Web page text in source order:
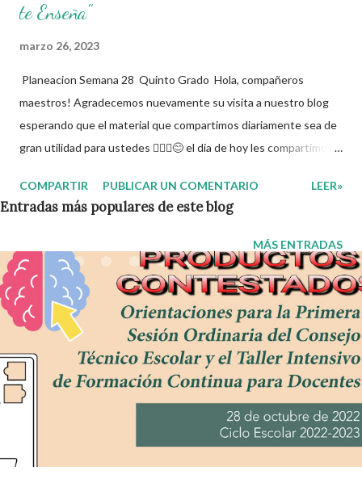
te Enseña"
marzo 26, 2023
Planeacion Semana 28 Quinto Grado Hola, compañeros
maestros! Agradecemos nuevamente su visita a nuestro blog
esperando que el material que compartimos diariamente sea de
gran utilidad para ustedes 🙋🏽‍♂️😊 el dia de hoy les compartimos
proceso muy importante para los docentes ya que es el
momento donde se toman las decisiones con respecto a los
contenidos educativos que se van a impartir, transformándolos
en actividades concretas y específicas. Se elabora un programa
donde se pretende incorporar todos los conocimientos que se
quieren mirar, para de esta forma asentar el conocimiento entre
sus alumnos. Agradecemos a los creadores de estos increibles
archivos ya que gracias a su dedicacion y trabajo podemos gozar
de estas planeaciones didacticas, recuerden que nosotros solo
los compartimos con fines educativos, didácticos e informativos.
😊 Obtén documento completo aquí 👇👇👇 Planeacion Semana
COMPARTIR PUBLICAR UN COMENTARIO LEER»
MÁS ENTRADAS
Entradas más populares de este blog